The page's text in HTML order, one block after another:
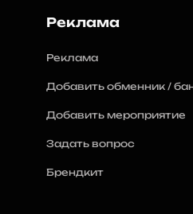
Реклама
Реклама
Добавить обменник /
Добавить мероприятие
Задать вопрос
Брендкит